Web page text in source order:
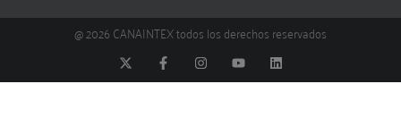
@ 2026 CANAINTEX todos los derechos reservados